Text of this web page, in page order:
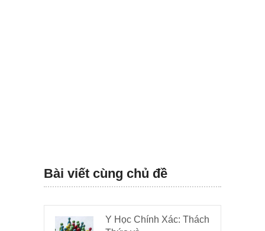
Bài viết cùng chủ đề
Y Học Chính Xác: Thách